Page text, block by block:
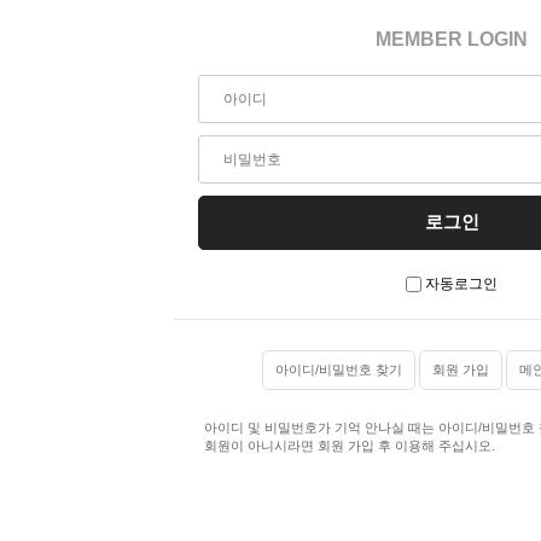
MEMBER LOGIN
자동로그인
아이디/비밀번호 찾기 회원 가입 메
아이디 및 비밀번호가 기억 안나실 때는 아이디/비밀번호
회원이 아니시라면 회원 가입 후 이용해 주십시오.